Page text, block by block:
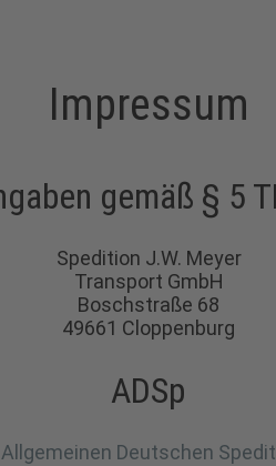
Impressum
gemäß § 5
Spedition J.W. Meyer
Transport GmbH
Boschstraße 68
49661 Cloppenburg
ADSp
Allgemeinen Deutschen